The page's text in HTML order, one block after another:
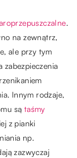
.
na zewnątrz,
ale przy tym
zabezpieczenia
Innym rodzaje,
są taśmy
z pianki
np.
zazwyczaj